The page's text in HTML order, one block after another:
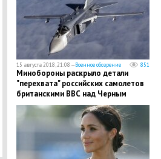
15 августа 2018, 21:08 —Военное обозрение 851
Минобороны раскрыло детали
"перехвата" российских самолетов
британскими ВВС над Черным
морем